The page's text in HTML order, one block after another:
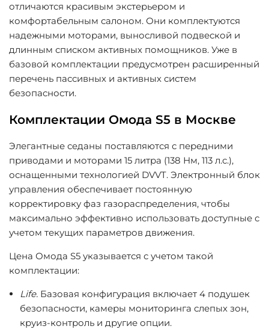
отличаются красивым экстерьером и
комфортабельным салоном. Они комплектуются
надежными моторами, выносливой подвеской и
длинным списком активных помощников. Уже в
базовой комплектации предусмотрен расширенный
перечень пассивных и активных систем
безопасности.
Комплектации Омода S5 в Москве
Элегантные седаны поставляются с передними
приводами и моторами 15 литра (138 Нм, 113 л.с.),
оснащенными технологией DVVT. Электронный блок
управления обеспечивает постоянную
корректировку фаз газораспределения, чтобы
максимально эффективно использовать доступные с
учетом текущих параметров движения.
Цена Омода S5 указывается с учетом такой
комплектации:
Life. Базовая конфигурация включает 4 подушек
безопасности, камеры мониторинга слепых зон,
круиз-контроль и другие опции.